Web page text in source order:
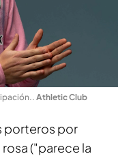
. Athletic Club
porteros por
("parece la